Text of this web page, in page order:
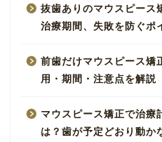
抜歯ありのマウスピース
治療期間、失敗を防ぐポ
前歯だけマウスピース矯
用・期間・注意点を解説
マウスピース矯正で治療
は？歯が予定どおり動か